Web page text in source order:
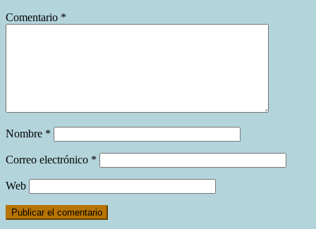
Comentario *
Nombre *
Correo electrónico *
Web